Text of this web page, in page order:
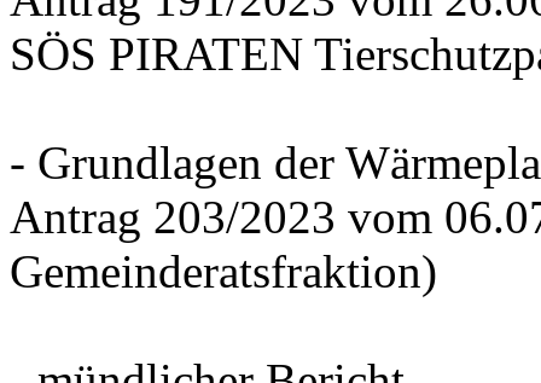
SÖS PIRATEN
- Grundlagen der
Antrag 203/2023 vom
Gemeinderatsfraktion)